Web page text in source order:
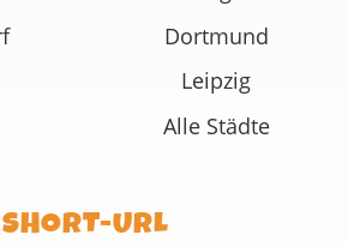
Dortmund
Leipzig
Alle Städte
SHORT-URL